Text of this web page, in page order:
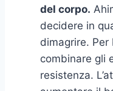
del corpo.
decidere in
dimagrire. Per
combinare gli
resistenza.